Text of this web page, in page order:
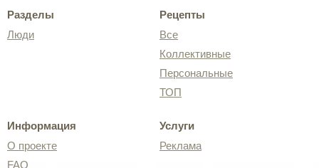
Разделы
Люди
Рецепты
Все
Коллективные
Персональные
ТОП
Информация
О проекте
FAQ
Услуги
Реклама